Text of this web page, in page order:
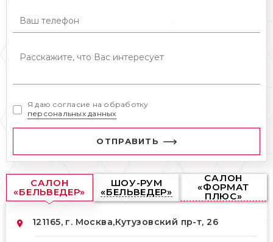
Я даю согласие на обработку
персональных данных
ОТПРАВИТЬ
САЛОН
«БЕЛЬВЕДЕР»
ШОУ-РУМ
«БЕЛЬВЕДЕР»
САЛОН
«ФОРМАТ
ПЛЮС»
121165, г. Москва,Кутузовский пр-т, 26